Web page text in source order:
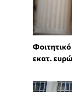
εκατ.